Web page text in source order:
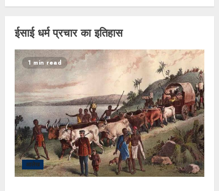
ईसाई धर्म प्रचार का इतिहास
1 min read
आलेख